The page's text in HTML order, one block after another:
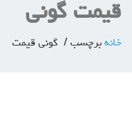
قیمت گونی
خانه برچسب گونی قیمت